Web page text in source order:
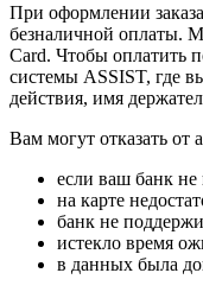
При оформлении
безналичной оплаты.
Card. Чтобы оплатить
системы ASSIST, где
действия, имя
Вам могут отказать от
если ваш банк не
на карте
банк не
истекло время
в данных была